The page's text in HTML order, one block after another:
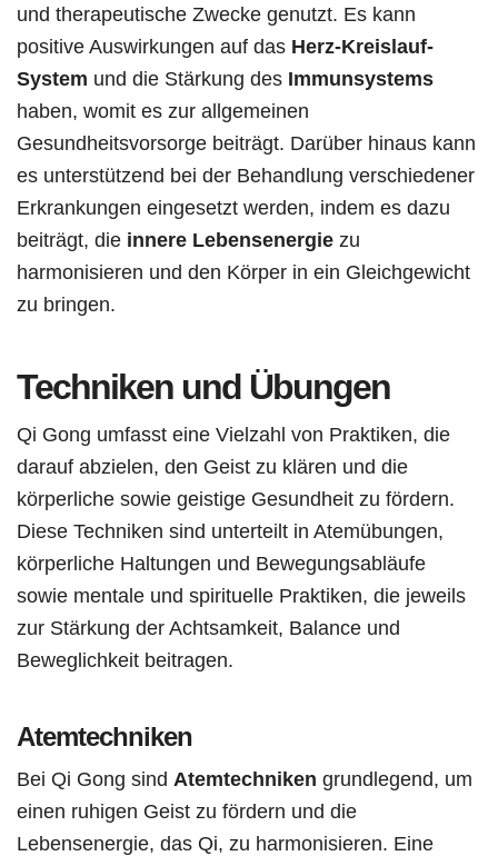
und therapeutische Zwecke genutzt. Es kann
positive Auswirkungen auf das Herz-Kreislauf-
System und die Stärkung des Immunsystems
haben, womit es zur allgemeinen
Gesundheitsvorsorge beiträgt. Darüber hinaus kann
es unterstützend bei der Behandlung verschiedener
Erkrankungen eingesetzt werden, indem es dazu
beiträgt, die innere Lebensenergie zu
harmonisieren und den Körper in ein Gleichgewicht
zu bringen.
Techniken und Übungen
Qi Gong umfasst eine Vielzahl von Praktiken, die
darauf abzielen, den Geist zu klären und die
körperliche sowie geistige Gesundheit zu fördern.
Diese Techniken sind unterteilt in Atemübungen,
körperliche Haltungen und Bewegungsabläufe
sowie mentale und spirituelle Praktiken, die jeweils
zur Stärkung der Achtsamkeit, Balance und
Beweglichkeit beitragen.
Atemtechniken
Bei Qi Gong sind Atemtechniken grundlegend, um
einen ruhigen Geist zu fördern und die
Lebensenergie, das Qi, zu harmonisieren. Eine